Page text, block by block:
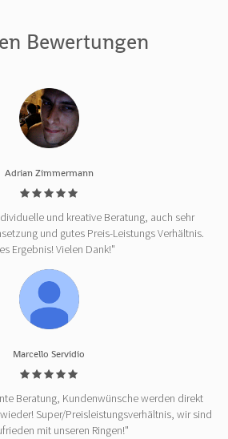
Bewertungen
Adrian Zimmermann
und kreative Beratung, auch sehr
und gutes Preis-Leistungs Verhältnis.
Ergebnis! Vielen Dank!"
Marcello Servidio
Beratung, Kundenwünsche werden direkt
Super/Preisleistungsverhältnis, wir sind
mit unseren Ringen!"